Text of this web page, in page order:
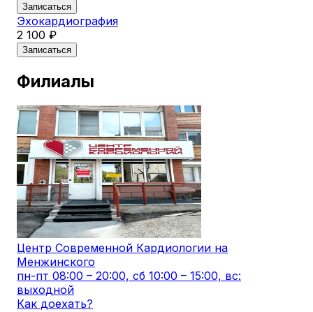
Записаться
Эхокардиография
2 100 ₽
Записаться
Филиалы
Центр Современной Кардиологии на
Менжинского
пн-пт 08:00 – 20:00, сб 10:00 – 15:00, вс:
выходной
Как доехать?